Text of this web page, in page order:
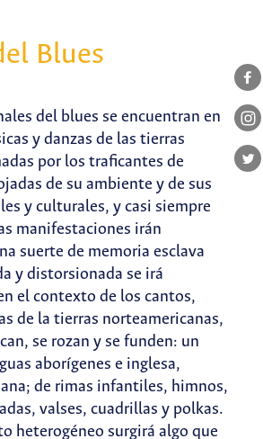
Blues
del blues se encuentran en
y danzas de las tierras
por los traficantes de
de su ambiente y de sus
y culturales, y casi siempre
manifestaciones irán
suerte de memoria esclava
y distorsionada se irá
el contexto de los cantos,
de la tierras norteamericanas,
se rozan y se funden: un
aborígenes e inglesa,
de rimas infantiles, himnos,
valses, cuadrillas y polkas.
heterogéneo surgirá algo que